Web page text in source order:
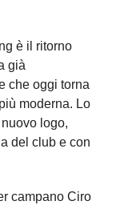
è il ritorno
già
che oggi torna
moderna. Lo
logo,
del club e con
campano Ciro